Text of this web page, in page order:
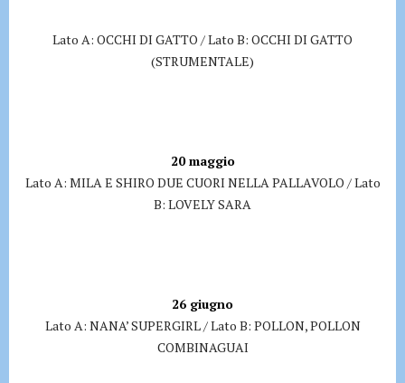
Lato A: OCCHI DI GATTO / Lato B: OCCHI DI GATTO
(STRUMENTALE)
20 maggio
Lato A: MILA E SHIRO DUE CUORI NELLA PALLAVOLO / Lato
B: LOVELY SARA
26 giugno
Lato A: NANA’ SUPERGIRL / Lato B: POLLON, POLLON
COMBINAGUAI